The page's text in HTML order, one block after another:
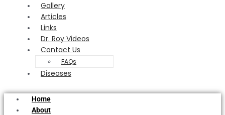
Gallery
Articles
Links
Dr. Roy Videos
Contact Us
FAQs
Diseases
Home
About